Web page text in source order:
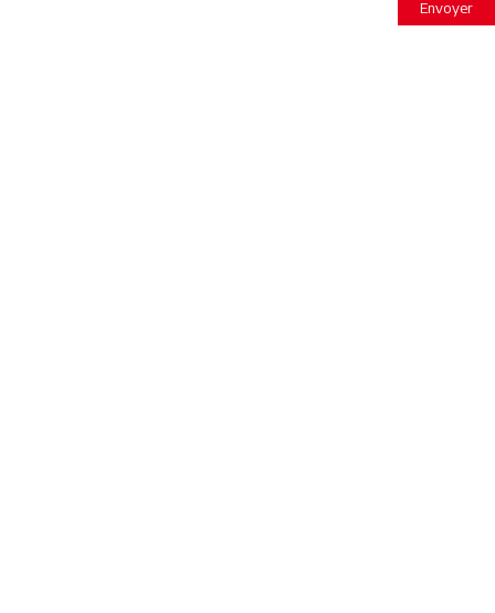
Envoyer